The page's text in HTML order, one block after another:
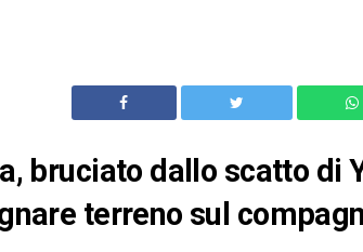
bruciato dallo scatto di
terreno sul